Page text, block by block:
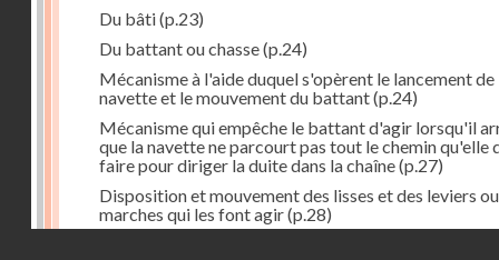
Du bâti(p.23)
Du battant ou chasse(p.24)
Mécanisme à l'aide duquel s'opèrent le lancement de
navette et le mouvement du battant(p.24)
Mécanisme qui empêche le battant d'agir lorsqu'il
que la navette ne parcourt pas tout le chemin qu'elle
faire pour diriger la duite dans la chaîne(p.27)
Disposition et mouvement des lisses et des leviers ou
marches qui les font agir(p.28)